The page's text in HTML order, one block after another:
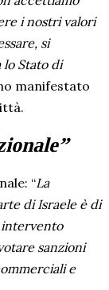
i nostri valori
si
lo Stato di
manifestato
“La
di Israele è di
intervento
sanzioni
e